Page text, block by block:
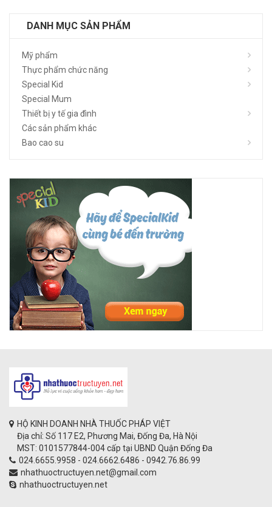
DANH MỤC SẢN PHẨM
Mỹ phẩm
Thực phẩm chức năng
Special Kid
Special Mum
Thiết bị y tế gia đình
Các sản phẩm khác
Bao cao su
HỘ KINH DOANH NHÀ THUỐC PHÁP VIỆT
Địa chỉ: Số 117 E2, Phương Mai, Đống Đa, Hà Nội
MST: 0101577844-004 cấp tại UBND Quận Đống Đa
024.6655.9958 - 024.6662.6486 - 0942.76.86.99
nhathuoctructuyen.net@gmail.com
nhathuoctructuyen.net